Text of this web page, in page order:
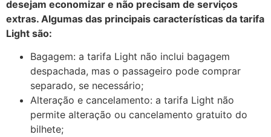
desejam economizar e não precisam de serviços
extras. Algumas das principais características da tarifa
Light são:
Bagagem: a tarifa Light não inclui bagagem
despachada, mas o passageiro pode comprar
separado, se necessário;
Alteração e cancelamento: a tarifa Light não
permite alteração ou cancelamento gratuito do
bilhete;